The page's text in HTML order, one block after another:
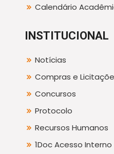
Calendário
INSTITUCIONAL
Notícias
Compras e
Concursos
Protocolo
Recursos Humanos
1Doc Acesso Interno